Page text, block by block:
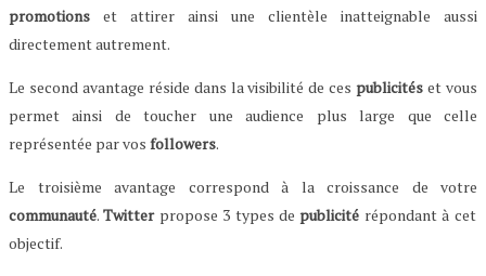
promotions et attirer ainsi une clientèle inatteignable aussi
directement autrement.
Le second avantage réside dans la visibilité de cespublicités et vous
permet ainsi de toucher une audience plus large que celle
représentée par vos followers.
Le troisième avantage correspond à la croissance de votre
communauté.Twitterpropose 3 types depublicité répondant à cet
objectif.